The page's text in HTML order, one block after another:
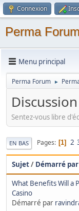
Connexion
Perma
Menu principal
Perma Forum ►
Sentez-vous libre
EN BAS Pages 1 2
Sujet/ Démarré par
What Benefits Will a
Casino
Démarré par